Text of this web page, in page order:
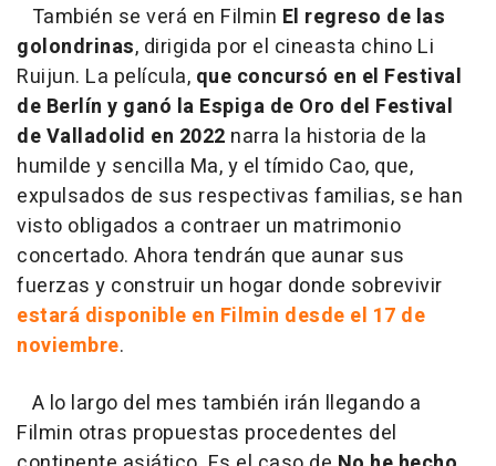
También se verá en Filmin El regreso de las
golondrinas, dirigida por el cineasta chino Li
Ruijun. La película, que concursó en el Festival
de Berlín y ganó la Espiga de Oro del Festival
de Valladolid en 2022 narra la historia de la
humilde y sencilla Ma, y el tímido Cao, que,
expulsados de sus respectivas familias, se han
visto obligados a contraer un matrimonio
concertado. Ahora tendrán que aunar sus
fuerzas y construir un hogar donde sobrevivir
estará disponible en Filmin desde el 17 de
noviembre.
A lo largo del mes también irán llegando a
Filmin otras propuestas procedentes del